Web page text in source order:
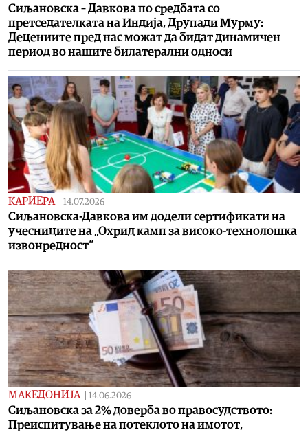
Сиљановска – Давкова по средбата со
претседателката на Индија, Друпади Мурму:
Децениите пред нас можат да бидат динамичен
период во нашите билатерални односи
КАРИЕРА 14.07.2026
Сиљановска-Давкова им додели сертификати на
учесниците на „Охрид камп за високо-технолошка
извонредност“
МАКЕДОНИЈА 14.06.2026
Сиљановска за 2% доверба во правосудството:
Преиспитување на потеклото на имотот,